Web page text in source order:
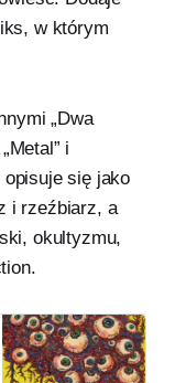
w którym
„Dwa
i
opisuje się jako
i rzeźbiarz, a
okultyzmu,